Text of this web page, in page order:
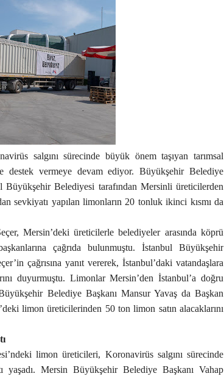
salgını sürecinde büyük önem taşıyan tarımsal
destek vermeye devam ediyor. Büyükşehir Belediye
Büyükşehir Belediyesi tarafından Mersinli üreticilerden
sevkiyatı yapılan limonların 20 tonluk ikinci kısmı da
Mersin’deki üreticilerle belediyeler arasında köprü
çağrıda bulunmuştu. İstanbul Büyükşehir
çağrısına yanıt vererek, İstanbul’daki vatandaşlara
duyurmuştu. Limonlar Mersin’den İstanbul’a doğru
Belediye Başkanı Mansur Yavaş da Başkan
limon üreticilerinden 50 ton limon satın alacaklarını
limon üreticileri, Koronavirüs salgını sürecinde
yaşadı. Mersin Büyükşehir Belediye Başkanı Vahap